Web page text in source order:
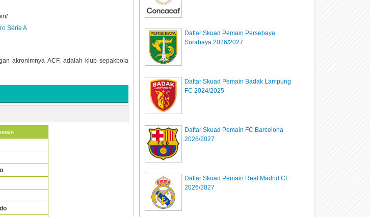
Série A
akronimnya ACF, adalah klub sepakbola
Daftar Skuad Pemain Persebaya
Surabaya 2026/2027
Daftar Skuad Pemain Badak Lampung
FC 2024/2025
Daftar Skuad Pemain FC Barcelona
2026/2027
Daftar Skuad Pemain Real Madrid CF
2026/2027